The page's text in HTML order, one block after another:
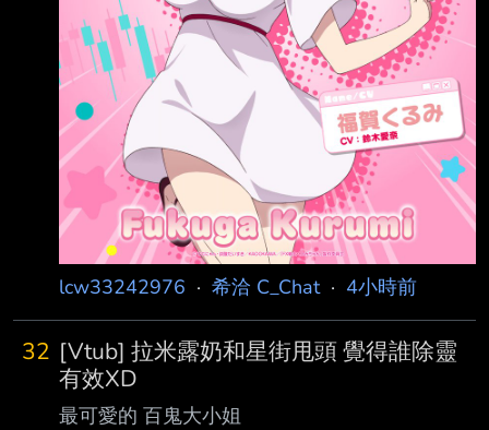
lcw33242976 · 希洽 C_Chat· 4小時前
32 [Vtub] 拉米露奶和星街甩頭 覺得誰除靈
有效XD
最可愛的 百鬼大小姐